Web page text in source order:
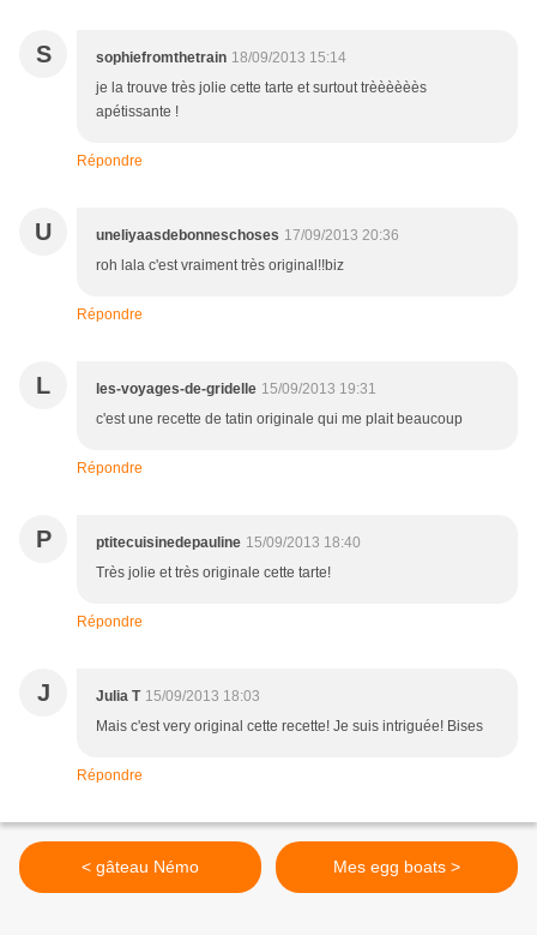
S sophiefromthetrain 18/09/2013 15:14
je la trouve très jolie cette tarte et surtout trèèèèèès
apétissante !
Répondre
U uneliyaasdebonneschoses 17/09/2013 20:36
roh lala c'est vraiment très original!!biz
Répondre
L les-voyages-de-gridelle 15/09/2013 19:31
c'est une recette de tatin originale qui me plait beaucoup
Répondre
P ptitecuisinedepauline 15/09/2013 18:40
Très jolie et très originale cette tarte!
Répondre
J Julia T 15/09/2013 18:03
Mais c'est very original cette recette! Je suis intriguée! Bises
Répondre
< gâteau Némo Mes egg boats >